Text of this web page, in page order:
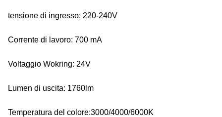
tensione di ingresso: 220-240V
Corrente di lavoro: 700 mA
Voltaggio Wokring: 24V
Lumen di uscita: 1760lm
Temperatura del colore:3000/4000/6000K